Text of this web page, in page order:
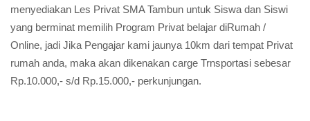
menyediakan Les Privat SMA Tambun untuk Siswa dan Siswi
yang berminat memilih Program Privat belajar diRumah /
Online, jadi Jika Pengajar kami jaunya 10km dari tempat Privat
rumah anda, maka akan dikenakan carge Trnsportasi sebesar
Rp.10.000,- s/d Rp.15.000,- perkunjungan.